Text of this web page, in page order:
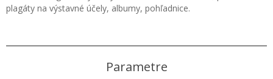
plagáty na výstavné účely, albumy, pohľadnice.
Parametre